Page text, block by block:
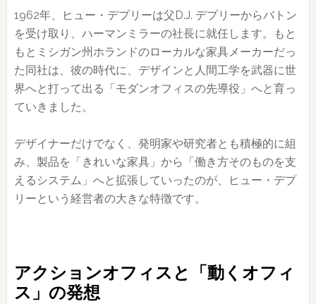
1962年、ヒュー・デプリーは父D.J. デプリーからバトン
を受け取り、ハーマンミラーの社長に就任します。もと
もとミシガン州ホランドのローカルな家具メーカーだっ
た同社は、彼の時代に、デザインと人間工学を武器に世
界へと打って出る「モダンオフィスの先導役」へと育っ
ていきました。
デザイナーだけでなく、発明家や研究者とも積極的に組
み、製品を「きれいな家具」から「働き方そのものを支
えるシステム」へと拡張していったのが、ヒュー・デプ
リーという経営者の大きな特徴です。
アクションオフィスと「動くオフィ
ス」の発想